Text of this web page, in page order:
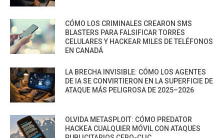
CÓMO LOS CRIMINALES CREARON SMS
BLASTERS PARA FALSIFICAR TORRES
CELULARES Y HACKEAR MILES DE TELÉFONOS
EN CANADÁ
LA BRECHA INVISIBLE: CÓMO LOS AGENTES
DE IA SE CONVIRTIERON EN LA SUPERFICIE DE
ATAQUE MÁS PELIGROSA DE 2025–2026
OLVIDA METASPLOIT: CÓMO PREDATOR
HACKEA CUALQUIER MÓVIL CON ATAQUES